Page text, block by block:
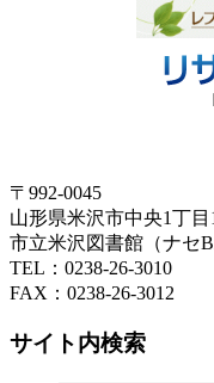
〒992-0045
山形県米沢市中央1丁目
市立米沢図書館（ナセ
TEL：0238-26-3010
FAX：0238-26-3012
サイト内検索